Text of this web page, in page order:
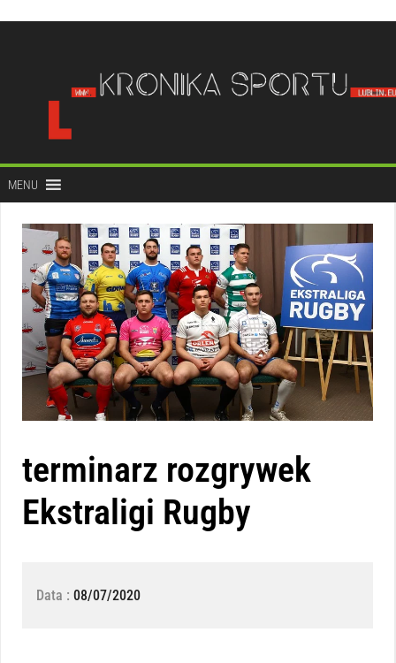
treści
MENU
terminarz rozgrywek
Ekstraligi Rugby
Data : 08/07/2020